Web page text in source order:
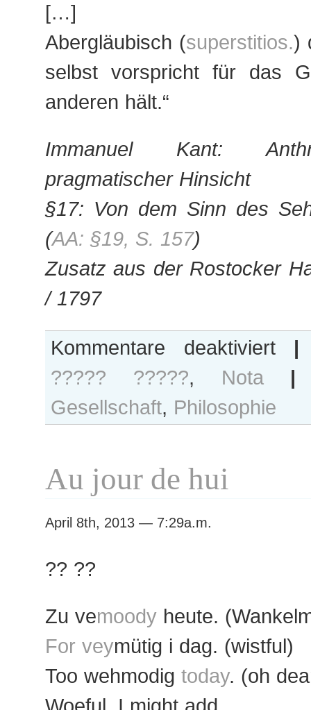
[…]
Abergläubisch (superstitios.)
selbst vorspricht für das
anderen hält.“
Immanuel Kant:
pragmatischer Hinsicht
§17: Von dem Sinn des
(AA: §19, S. 157)
Zusatz aus der Rostocker
/ 1797
Kommentare deaktiviertBezeugt
|
????? ?????, Nota |
Gesellschaft, Philosophie
Au jour de hui
April 8th, 2013 — 7:29a.m.
?? ??
Zu vemoody heute.
For veymütig i dag. (wistful)
Too wehmodig today. (oh